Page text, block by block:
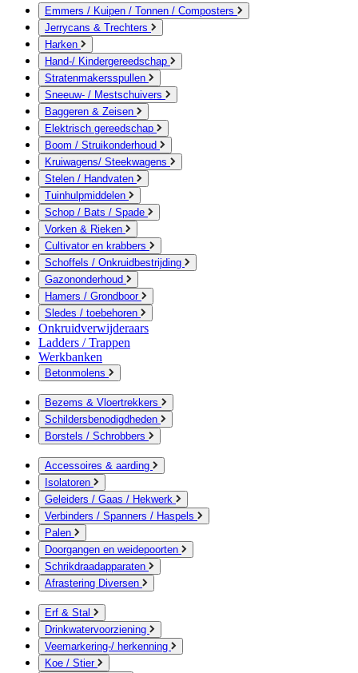
Emmers / Kuipen / Tonnen / Composters
Jerrycans & Trechters
Harken
Hand-/ Kindergereedschap
Stratenmakersspullen
Sneeuw- / Mestschuivers
Baggeren & Zeisen
Elektrisch gereedschap
Boom / Struikonderhoud
Kruiwagens/ Steekwagens
Stelen / Handvaten
Tuinhulpmiddelen
Schop / Bats / Spade
Vorken & Rieken
Cultivator en krabbers
Schoffels / Onkruidbestrijding
Gazononderhoud
Hamers / Grondboor
Sledes / toebehoren
Onkruidverwijderaars
Ladders / Trappen
Werkbanken
Betonmolens
Bezems & Vloertrekkers
Schildersbenodigdheden
Borstels / Schrobbers
Accessoires & aarding
Isolatoren
Geleiders / Gaas / Hekwerk
Verbinders / Spanners / Haspels
Palen
Doorgangen en weidepoorten
Schrikdraadapparaten
Afrastering Diversen
Erf & Stal
Drinkwatervoorziening
Veemarkering-/ herkenning
Koe / Stier